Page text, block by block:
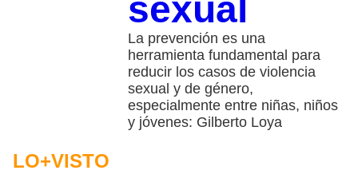
sexual
La prevención es una
herramienta fundamental para
reducir los casos de violencia
sexual y de género,
especialmente entre niñas, niños
y jóvenes: Gilberto Loya
LO+VISTO